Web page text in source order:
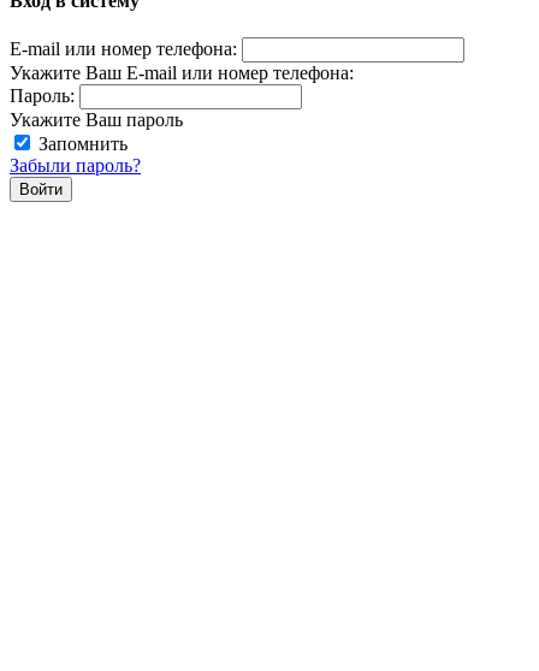
E-mail или номер телефона:
Укажите Ваш E-mail или номер телефона:
Пароль:
Укажите Ваш пароль
Запомнить
Забыли пароль?